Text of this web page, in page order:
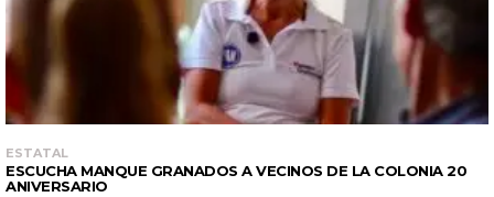
ESTATAL
ESCUCHA MANQUE GRANADOS A VECINOS DE LA COLONIA 20
ANIVERSARIO